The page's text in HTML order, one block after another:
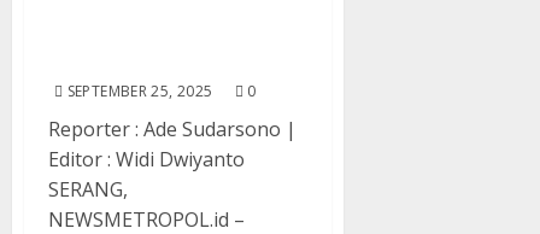
SEPTEMBER 25, 2025 0
Reporter : Ade Sudarsono |
Editor : Widi Dwiyanto
SERANG,
NEWSMETROPOL.id –